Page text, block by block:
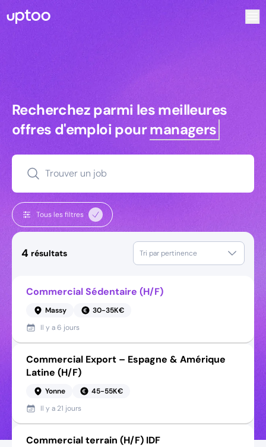
Recherchez parmi les meilleures
Recherchez parmi les meilleures
offres d'emploi pourmanagers
Trouver un job
Tous les filtres
4 résultats Tri par pertinence
Commercial Sédentaire (H/F)
Massy
30-35K€
Il y a6 jours
Commercial Export – Espagne & Amérique
Latine (H/F)
Yonne
45-55K€
Il y a 21 jours
Commercial terrain (H/F) IDF